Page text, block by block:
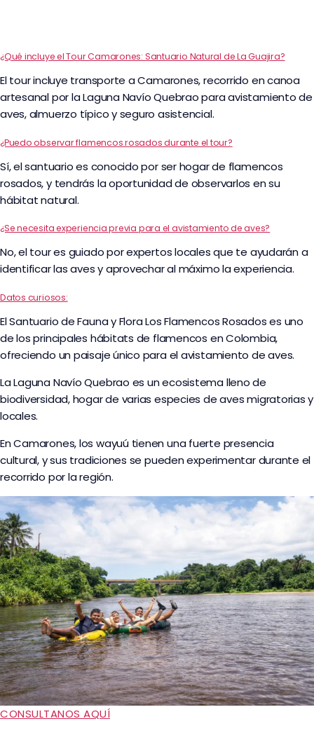
¿Qué incluye el Tour Camarones: Santuario Natural de La Guajira?
El tour incluye transporte a Camarones, recorrido en canoa
artesanal por la Laguna Navío Quebrao para avistamiento de
aves, almuerzo típico y seguro asistencial.
¿Puedo observar flamencos rosados durante el tour?
Sí, el santuario es conocido por ser hogar de flamencos
rosados, y tendrás la oportunidad de observarlos en su
hábitat natural.
¿Se necesita experiencia previa para el avistamiento de aves?
No, el tour es guiado por expertos locales que te ayudarán a
identificar las aves y aprovechar al máximo la experiencia.
Datos curiosos:
El Santuario de Fauna y Flora Los Flamencos Rosados es uno
de los principales hábitats de flamencos en Colombia,
ofreciendo un paisaje único para el avistamiento de aves.
La Laguna Navío Quebrao es un ecosistema lleno de
biodiversidad, hogar de varias especies de aves migratorias y
locales.
En Camarones, los wayuú tienen una fuerte presencia
cultural, y sus tradiciones se pueden experimentar durante el
recorrido por la región.
CONSULTANOS AQUÍ